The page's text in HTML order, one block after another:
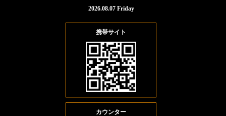
2026.08.07 Friday
携帯サイト
カウンター